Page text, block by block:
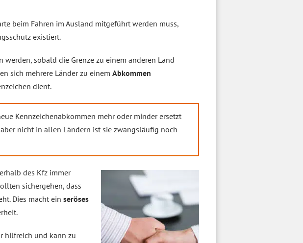
beim Fahren im Ausland mitgeführt werden muss,
existiert.
werden, sobald die Grenze zu einem anderen Land
sich mehrere Länder zu einem Abkommen
dient.
Kennzeichenabkommen mehr oder minder ersetzt
aber nicht in allen Ländern ist sie zwangsläufig noch
des Kfz immer
sichergehen, dass
Dies macht ein seröses
hilfreich und kann zu